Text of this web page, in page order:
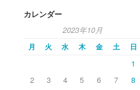
カレンダー
2023年10月
月 火 水 木 金 土 日
1
2
3 4 5 6 7
8